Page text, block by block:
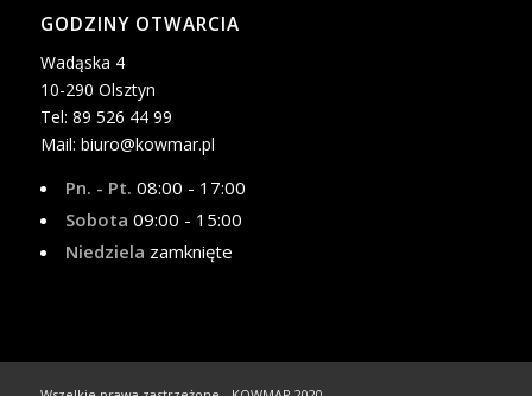
GODZINY OTWARCIA
Wadąska 4
10-290 Olsztyn
Tel: 89 526 44 99
Mail: biuro@kowmar.pl
Pn. - Pt. 08:00 - 17:00
Sobota 09:00 - 15:00
Niedziela zamknięte